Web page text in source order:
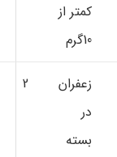
كمتر از
10گرم
زعفران
در
بسته
2